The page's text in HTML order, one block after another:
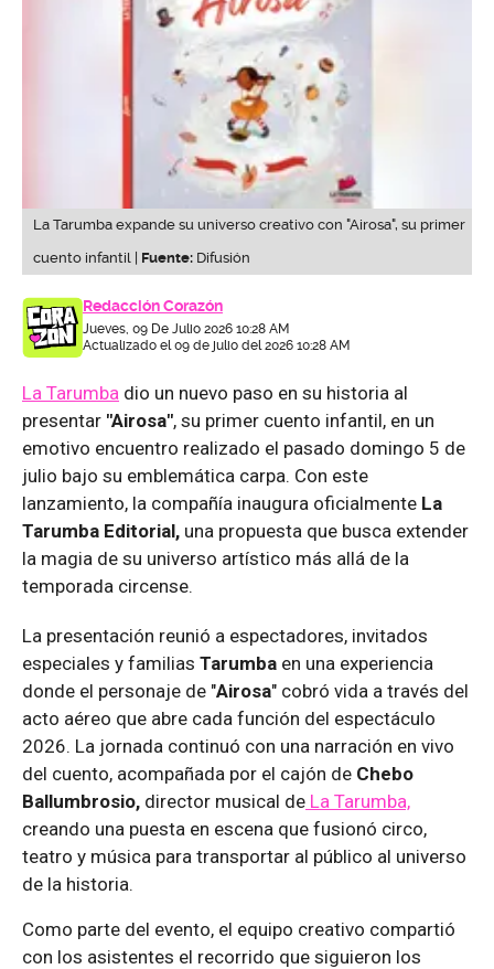
La Tarumba expande su universo creativo con "Airosa", su primer
cuento infantil | Fuente: Difusión
Redacción Corazón
Jueves, 09 De Julio 2026 10:28 AM
Actualizado el 09 de julio del 2026 10:28 AM
La Tarumba dio un nuevo paso en su historia al
presentar "Airosa", su primer cuento infantil, en un
emotivo encuentro realizado el pasado domingo 5 de
julio bajo su emblemática carpa. Con este
lanzamiento, la compañía inaugura oficialmente La
Tarumba Editorial, una propuesta que busca extender
la magia de su universo artístico más allá de la
temporada circense.
La presentación reunió a espectadores, invitados
especiales y familias Tarumba en una experiencia
donde el personaje de "Airosa" cobró vida a través del
acto aéreo que abre cada función del espectáculo
2026. La jornada continuó con una narración en vivo
del cuento, acompañada por el cajón de Chebo
Ballumbrosio, director musical de La Tarumba,
creando una puesta en escena que fusionó circo,
teatro y música para transportar al público al universo
de la historia.
Como parte del evento, el equipo creativo compartió
con los asistentes el recorrido que siguieron los